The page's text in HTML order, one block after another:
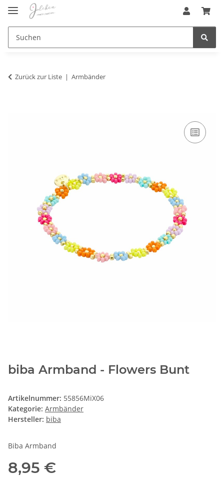
Zurück zur Liste Armbänder
biba Armband - Flowers Bunt
Artikelnummer: 55856MiX06
Kategorie: Armbänder
Hersteller: biba
Biba Armband
8,95 €